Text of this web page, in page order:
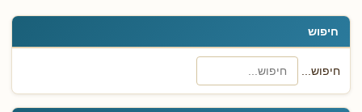
חיפוש
חיפוש...